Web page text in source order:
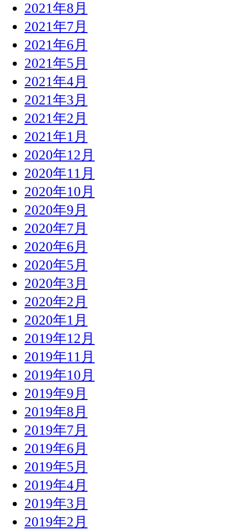
2021年8月
2021年7月
2021年6月
2021年5月
2021年4月
2021年3月
2021年2月
2021年1月
2020年12月
2020年11月
2020年10月
2020年9月
2020年7月
2020年6月
2020年5月
2020年3月
2020年2月
2020年1月
2019年12月
2019年11月
2019年10月
2019年9月
2019年8月
2019年7月
2019年6月
2019年5月
2019年4月
2019年3月
2019年2月